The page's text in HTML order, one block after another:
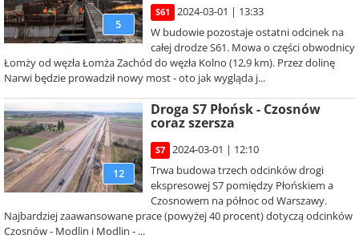
5
S61
2024-03-01 | 13:33
W budowie pozostaje ostatni odcinek na
całej drodze S61. Mowa o części obwodnicy
Łomży od węzła Łomża Zachód do węzła Kolno (12,9 km). Przez dolinę
Narwi będzie prowadził nowy most - oto jak wygląda j...
12
Droga S7 Płońsk - Czosnów
coraz szersza
S7
2024-03-01 | 12:10
Trwa budowa trzech odcinków drogi
ekspresowej S7 pomiędzy Płońskiem a
Czosnowem na północ od Warszawy.
Najbardziej zaawansowane prace (powyżej 40 procent) dotyczą odcinków
Czosnów - Modlin i Modlin - ...